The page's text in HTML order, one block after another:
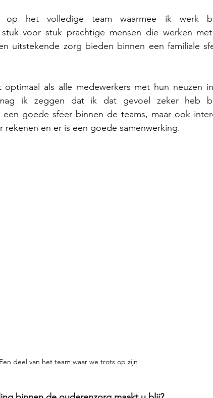
het volledige team waarmee ik werk
stuk voor stuk prachtige mensen die werken
uitstekende zorg bieden binnen een familiale
optimaal als alle medewerkers met hun neuzen
ik zeggen dat ik dat gevoel zeker heb
goede sfeer binnen de teams, maar ook
rekenen en er is een goede samenwerking.
Een deel van het team waar we trots op zijn